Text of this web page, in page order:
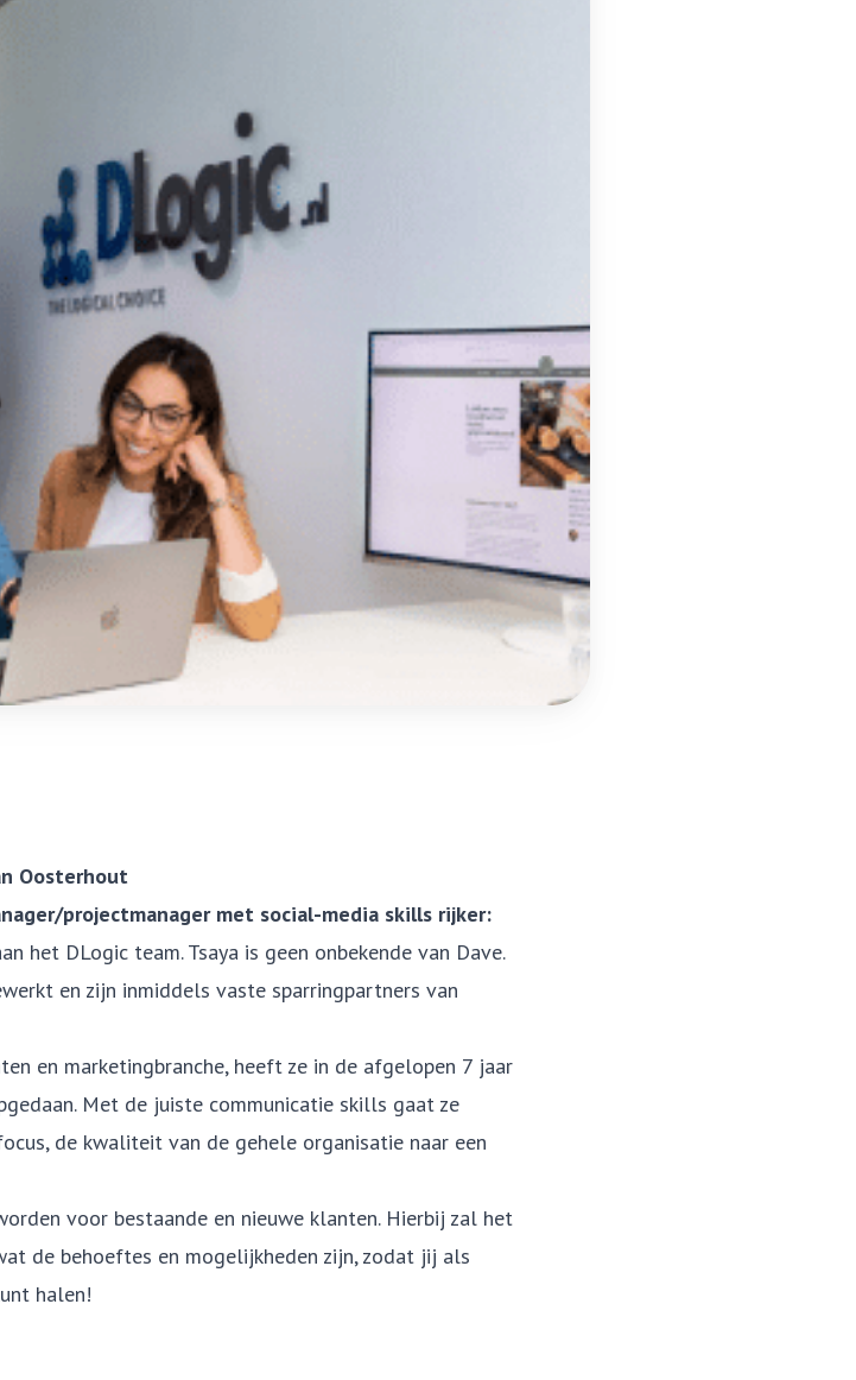
Oosterhout
projectmanager met social-media skills rijker:
het DLogic team. Tsaya is geen onbekende van Dave.
en zijn inmiddels vaste sparringpartners van
en marketingbranche, heeft ze in de afgelopen 7 jaar
Met de juiste communicatie skills gaat ze
de kwaliteit van de gehele organisatie naar een
voor bestaande en nieuwe klanten. Hierbij zal het
de behoeftes en mogelijkheden zijn, zodat jij als
halen!